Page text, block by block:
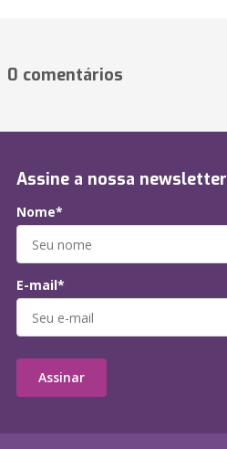
0 comentários
Assine a nossa newsletter
Nome*
E-mail*
Assinar